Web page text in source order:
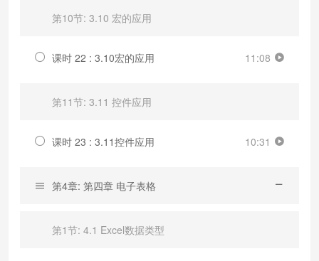
第10节: 3.10 宏的应用
课时 22 : 3.10宏的应用 11:08
第11节: 3.11 控件应用
课时 23 : 3.11控件应用 10:31
第4章: 第四章 电子表格
第1节: 4.1 Excel数据类型